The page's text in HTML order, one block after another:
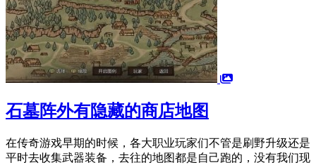
石墓阵外有隐藏的商店地图
在传奇游戏早期的时候，各大职业玩家们不管是刷野升级还是
平时去收集武器装备，去往的地图都是自己跑的，没有我们现